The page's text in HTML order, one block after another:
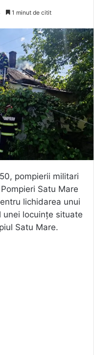
1 minut de citit
pompierii militari
Satu Mare
lichidarea unui
unei locuințe situate
Satu Mare.